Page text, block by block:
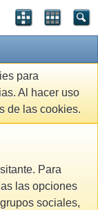
para
Al hacer uso
de las cookies.
Para
las opciones
sociales,